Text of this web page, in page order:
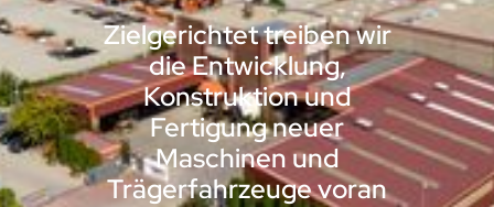
Zielgerichtet treiben wir
die Entwicklung,
Konstruktion und
Fertigung neuer
Maschinen und
Trägerfahrzeuge voran